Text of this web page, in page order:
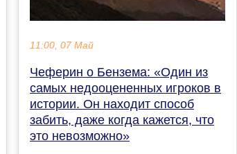
11:00, 07 Май
Чеферин о Бензема: «Один из
самых недооцененных игроков в
истории. Он находит способ
забить, даже когда кажется, что
это невозможно»